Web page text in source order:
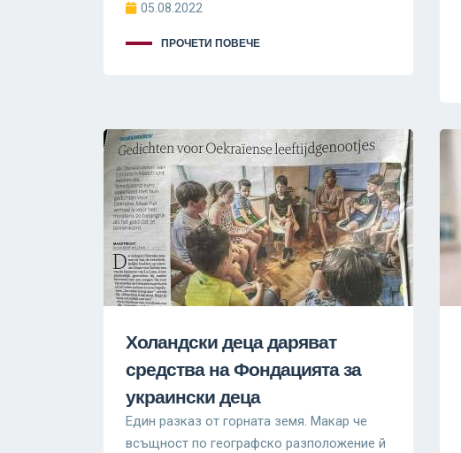
05.08.2022
ПРОЧЕТИ ПОВЕЧЕ
Холандски деца даряват
средства на Фондацията за
украински деца
Един разказ от горната земя. Макар че
всъщност по географско разпoложение й